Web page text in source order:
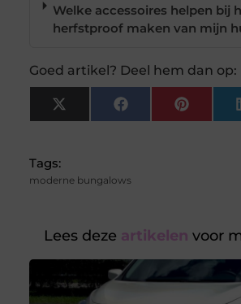
Welke accessoires helpen bij
herfstproof maken van mijn
Goed artikel? Deel hem dan op:
X
(Twitter)
Facebook
Tags:
moderne bungalows
Lees deze artikelen voor